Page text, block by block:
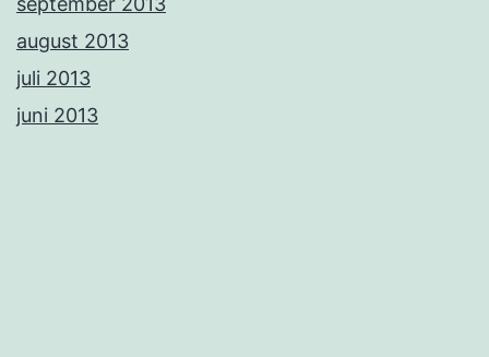
august 2013
juli 2013
juni 2013